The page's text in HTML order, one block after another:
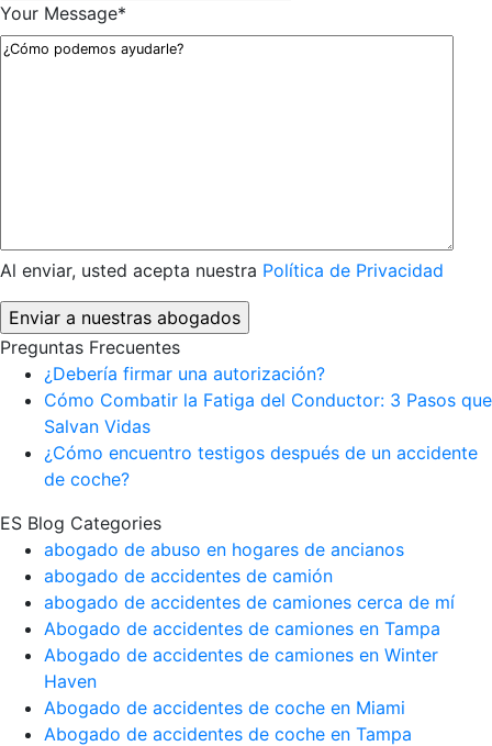
Your Message*
Al enviar, usted acepta nuestra Política de Privacidad
Preguntas Frecuentes
¿Debería firmar una autorización?
Cómo Combatir la Fatiga del Conductor: 3 Pasos que
Salvan Vidas
¿Cómo encuentro testigos después de un accidente
de coche?
ES Blog Categories
abogado de abuso en hogares de ancianos
abogado de accidentes de camión
abogado de accidentes de camiones cerca de mí
Abogado de accidentes de camiones en Tampa
Abogado de accidentes de camiones en Winter
Haven
Abogado de accidentes de coche en Miami
Abogado de accidentes de coche en Tampa